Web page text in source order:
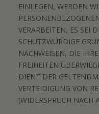
EINLEGEN, WERDEN
VERARBEITEN, ES SEI
SCHUTZWÜRDIGE
NACHWEISEN, DIE
FREIHEITEN
DIENT DER
VERTEIDIGUNG VON
(WIDERSPRUCH NACH